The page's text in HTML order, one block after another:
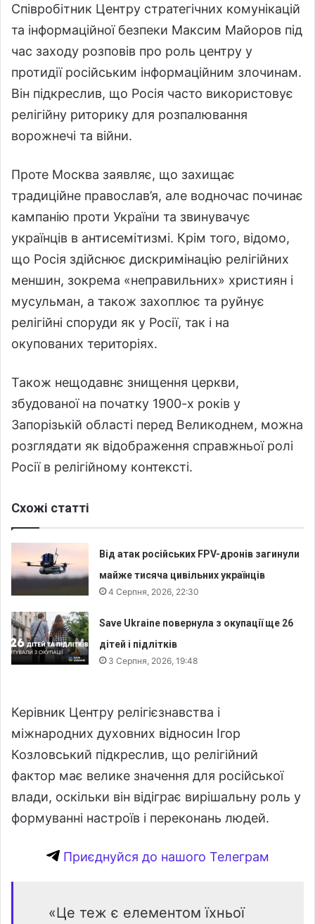
Співробітник Центру стратегічних комунікацій
та інформаційної безпеки Максим Майоров під
час заходу розповів про роль центру у
протидії російським інформаційним злочинам.
Він підкреслив, що Росія часто використовує
релігійну риторику для розпалювання
ворожнечі та війни.
Проте Москва заявляє, що захищає
традиційне православ’я, але водночас починає
кампанію проти України та звинувачує
українців в антисемітизмі. Крім того, відомо,
що Росія здійснює дискримінацію релігійних
меншин, зокрема «неправильних» християн і
мусульман, а також захоплює та руйнує
релігійні споруди як у Росії, так і на
окупованих територіях.
Також нещодавнє знищення церкви,
збудованої на початку 1900-х років у
Запорізькій області перед Великоднем, можна
розглядати як відображення справжньої ролі
Росії в релігійному контексті.
Схожі статті
Від атак російських FPV-дронів загинули
майже тисяча цивільних українців
4 Серпня, 2026, 22:30
Save Ukraine повернула з окупації ще 26
дітей і підлітків
3 Серпня, 2026, 19:48
Керівник Центру релігієзнавства і
міжнародних духовних відносин Ігор
Козловський підкреслив, що релігійний
фактор має велике значення для російської
влади, оскільки він відіграє вирішальну роль у
формуванні настроїв і переконань людей.
Приєднуйся до нашого Телеграм
«Це теж є елементом їхньої